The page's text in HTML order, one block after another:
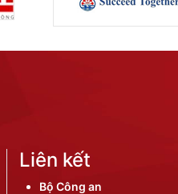
Liên kết
Bộ Công an